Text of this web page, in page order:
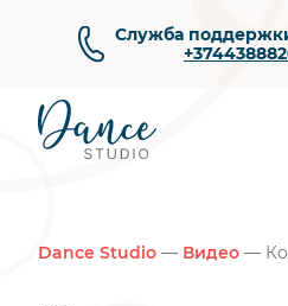
Служба
Dance Studio — Видео —